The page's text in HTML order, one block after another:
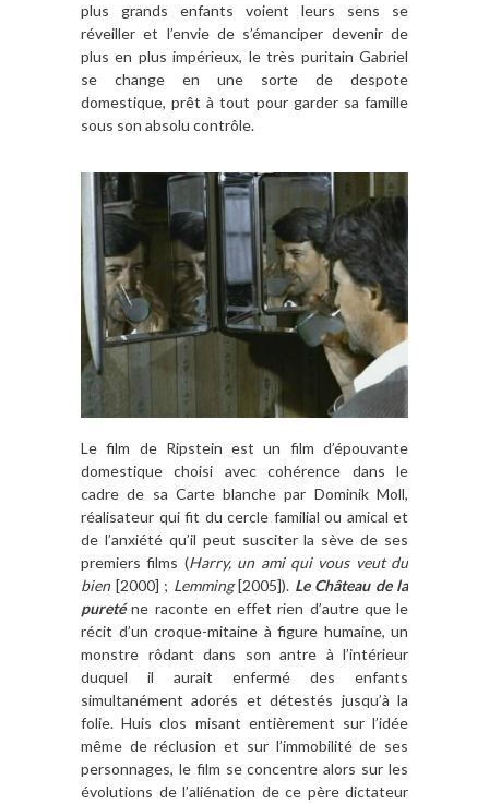
plus grands enfants voient leurs sens se
réveiller et l’envie de s’émanciper devenir de
plus en plus impérieux, le très puritain Gabriel
se change en une sorte de despote
domestique, prêt à tout pour garder sa famille
sous son absolu contrôle.
Le film de Ripstein est un film d’épouvante
domestique choisi avec cohérence dans le
cadre de sa Carte blanche par Dominik Moll,
réalisateur qui fit du cercle familial ou amical et
de l’anxiété qu’il peut susciter la sève de ses
premiers films (Harry, un ami qui vous veut du
bien [2000] ; Lemming[2005]). Le Château de la
pureténe raconte en effet rien d’autre que le
récit d’un croque-mitaine à figure humaine, un
monstre rôdant dans son antre à l’intérieur
duquel il aurait enfermé des enfants
simultanément adorés et détestés jusqu’à la
folie. Huis clos misant entièrement sur l’idée
même de réclusion et sur l’immobilité de ses
personnages, le film se concentre alors sur les
évolutions de l’aliénation de ce père dictateur